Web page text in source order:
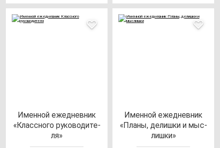
Имен­ной ежед­нев­ник
«Клас­сно­го ру­ко­во­ди­те­
ля»
Имен­ной ежед­нев­ник
«Пла­ны, де­лиш­ки и мыс­
лиш­ки»